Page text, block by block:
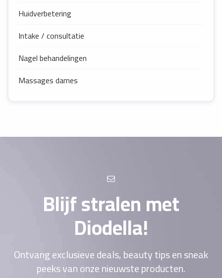
Huidverbetering
Intake / consultatie
Nagel behandelingen
Massages dames
Blijf stralen met
Diodella!
Ontvang exclusieve deals, beauty tips en sneak
peeks van onze nieuwste producten.